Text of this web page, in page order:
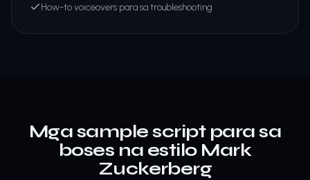
How-to voiceovers para sa troubleshooting
Mga sample script para sa
boses na estilo Mark
Zuckerberg